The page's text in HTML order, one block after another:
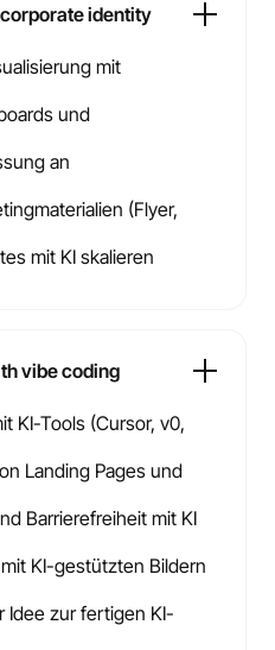
identity
mit
und
an
(Flyer,
mit KI skalieren
vibe coding
KI-Tools (Cursor, v0,
Landing Pages und
Barrierefreiheit mit KI
KI-gestützten Bildern
Idee zur fertigen KI-